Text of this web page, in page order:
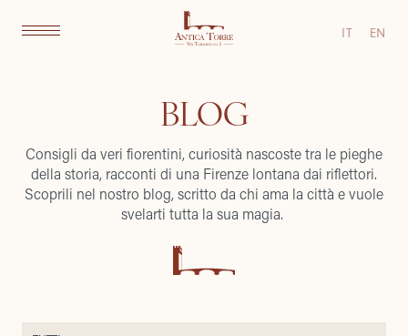
IT EN
BLOG
Consigli da veri fiorentini, curiosità nascoste tra le pieghe
della storia, racconti di una Firenze lontana dai riflettori.
Scoprili nel nostro blog, scritto da chi ama la città e vuole
svelarti tutta la sua magia.